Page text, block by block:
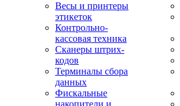
Весы и принтеры
этикеток
Контрольно-
кассовая техника
Сканеры штрих-
кодов
Терминалы сбора
данных
Фискальные
накопители и